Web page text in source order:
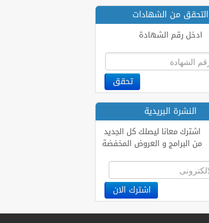
التحقق من الشهادات
ادخل رقم الشهادة
النشرة البريدية
اشترك معانا ليصلك كل الجديد
من البرامج و العروض المخفضة